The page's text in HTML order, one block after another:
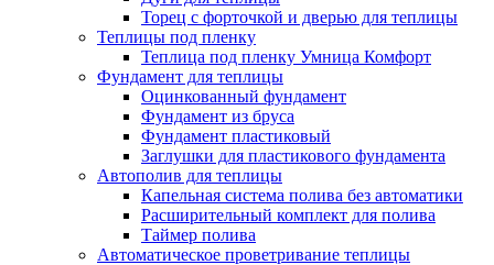
Торец с форточкой и дверью для теплицы
Теплицы под пленку
Теплица под пленку Умница Комфорт
Фундамент для теплицы
Оцинкованный фундамент
Фундамент из бруса
Фундамент пластиковый
Заглушки для пластикового фундамента
Автополив для теплицы
Капельная система полива без автоматики
Расширительный комплект для полива
Таймер полива
Автоматическое проветривание теплицы